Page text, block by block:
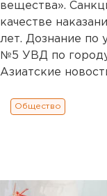
вещества».
качестве
лет. Дознание по
№5 УВД по
Азиатские
Общество